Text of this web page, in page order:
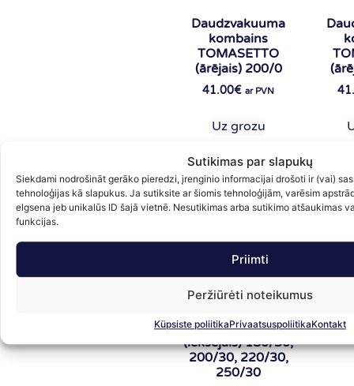
Sutikimas par slapukų
Siekdami nodrošināt gerāko pieredzi, įrenginio informacijai drošoti ir (vai)
tehnoloģijas kā slapukus. Ja sutiksite ar šiomis tehnoloģijām, varēsim
elgsena jeb unikalūs ID šajā vietnē. Nesutikimas arba sutikimo atšaukimas
funkcijas.
Priimti
Peržiūrėti noteikumus
Küpsiste poliitikaPrivaatsuspoliitikaKontakt
Daudzvakuuma
kombains
TOMASETTO
(ārējais) 200/0
41.00€ ar PVN
Uz grozu
TOMASETTO
(iekšējais) 180/30,
200/30, 220/30,
250/30